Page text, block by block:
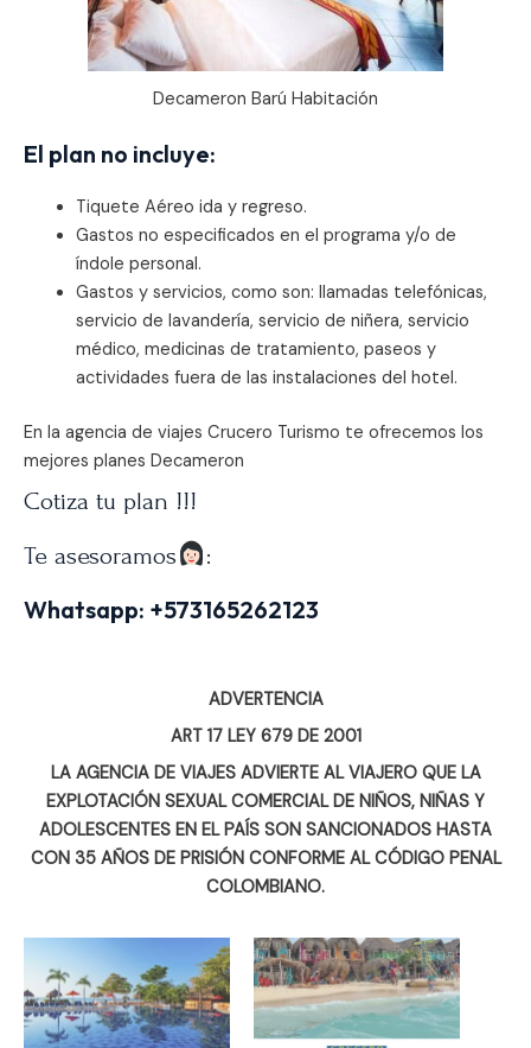
Decameron Barú Habitación
El plan no incluye:
Tiquete Aéreo ida y regreso.
Gastos no especificados en el programa y/o de
índole personal.
Gastos y servicios, como son: llamadas telefónicas,
servicio de lavandería, servicio de niñera, servicio
médico, medicinas de tratamiento, paseos y
actividades fuera de las instalaciones del hotel.
En la agencia de viajes Crucero Turismo te ofrecemos los
mejores planes Decameron
Cotiza tu plan !!!
Te asesoramos
:
Whatsapp: +573165262123
ADVERTENCIA
ART 17 LEY 679 DE 2001
LA AGENCIA DE VIAJES ADVIERTE AL VIAJERO QUE LA
EXPLOTACIÓN SEXUAL COMERCIAL DE NIÑOS, NIÑAS Y
ADOLESCENTES EN EL PAÍS SON SANCIONADOS HASTA
CON 35 AÑOS DE PRISIÓN CONFORME AL CÓDIGO PENAL
COLOMBIANO.